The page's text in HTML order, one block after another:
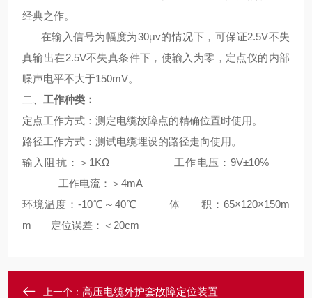
经典之作。
在输入信号为幅度为30μv的情况下，可保证2.5V不失
真输出在2.5V不失真条件下，使输入为零，定点仪的内部
噪声电平不大于150mV。
二、 工作种类：
定点工作方式：测定电缆故障点的精确位置时使用。
路径工作方式：测试电缆埋设的路径走向使用。
输入阻抗：＞1KΩ 工作电压：9V±10%
工作电流：＞4mA
环境温度：-10℃～40℃ 体 积：65×120×150m
m 定位误差：＜20cm
上一个： 高压电缆外护套故障定位装置